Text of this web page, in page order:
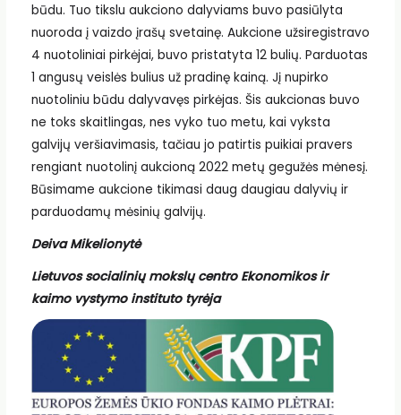
būdu. Tuo tikslu aukciono dalyviams buvo pasiūlyta
nuoroda į vaizdo įrašų svetainę. Aukcione užsiregistravo
4 nuotoliniai pirkėjai, buvo pristatyta 12 bulių. Parduotas
1 angusų veislės bulius už pradinę kainą. Jį nupirko
nuotoliniu būdu dalyvavęs pirkėjas. Šis aukcionas buvo
ne toks skaitlingas, nes vyko tuo metu, kai vyksta
galvijų veršiavimasis, tačiau jo patirtis puikiai pravers
rengiant nuotolinį aukcioną 2022 metų gegužės mėnesį.
Būsimame aukcione tikimasi daug daugiau dalyvių ir
parduodamų mėsinių galvijų.
Deiva Mikelionytė
Lietuvos socialinių mokslų centro Ekonomikos ir
kaimo vystymo instituto tyrėja